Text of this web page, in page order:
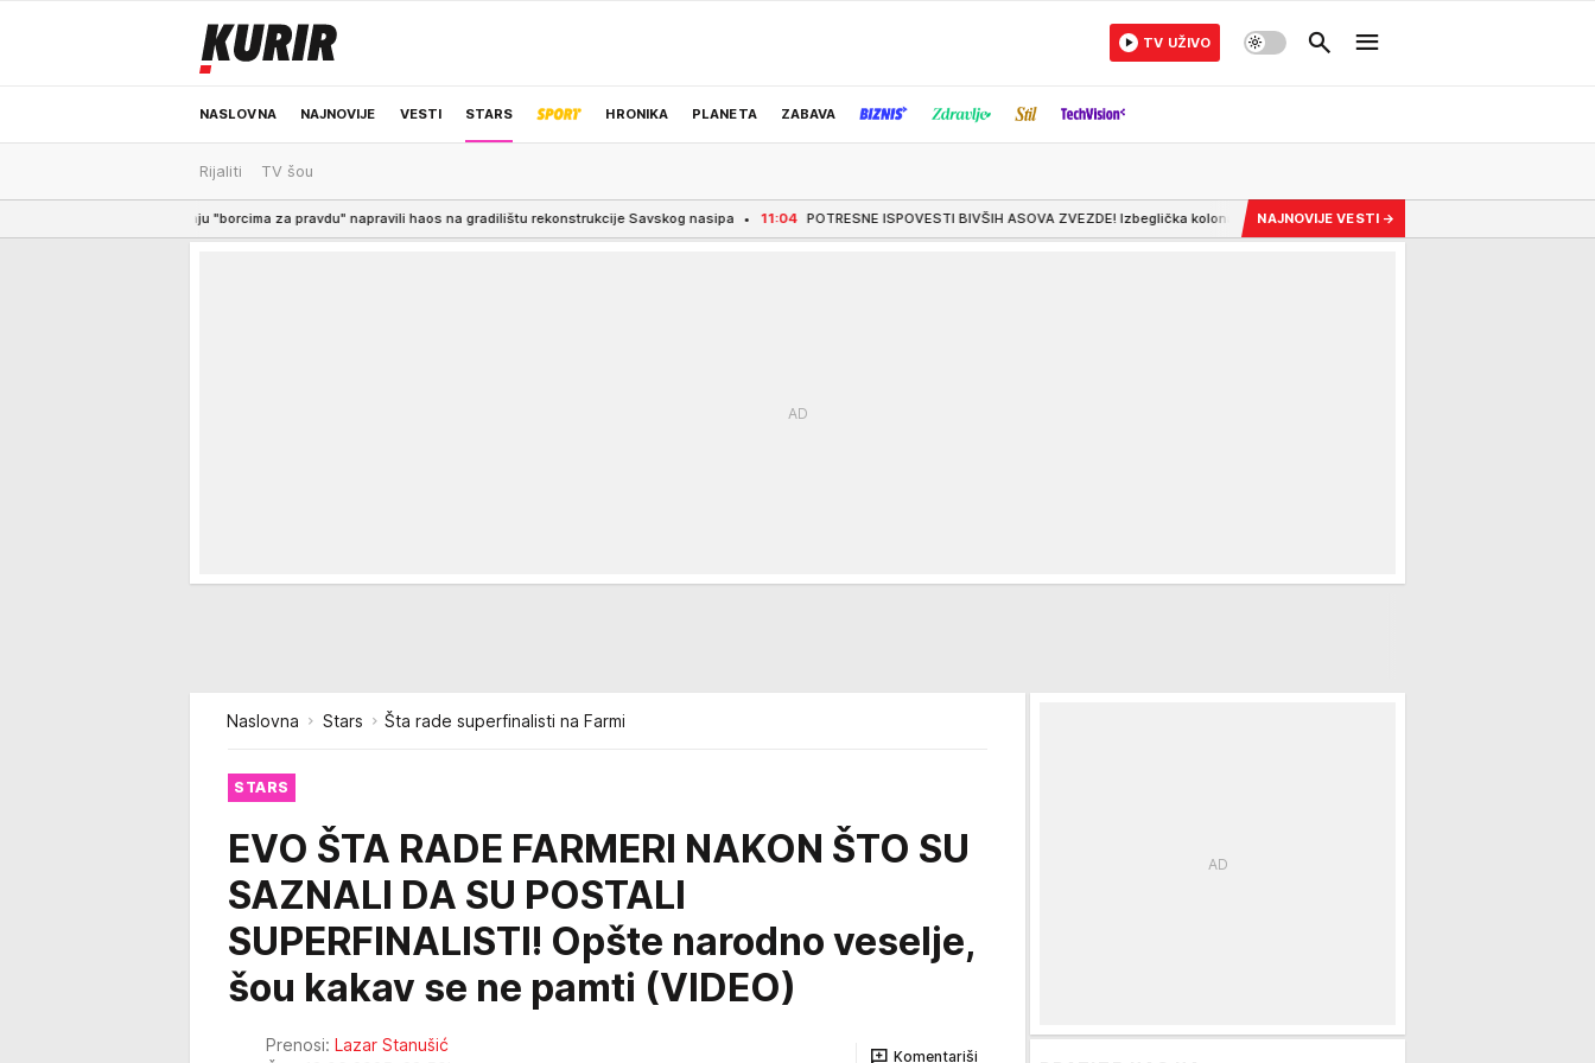
NASLOVNA NAJNOVIJE VESTI STARS HRONIKA PLANETA ZABAVA
ODRŽIVA BUDUĆNOST
TV UŽIVO
Rijaliti TV šou
sebe nazivaju "borcima za pravdu" napravili haos na gradilištu rekonstrukcije Savskog nasipa 11:04 POTRESNE ISPOVESTI BIVŠIH ASOVA ZVEZDE! Izbeglička kolona, progon i napuštanje doma pod granatama... "Kad sam otvorio vrata
NAJNOVIJE VESTI →
Naslovna Stars Šta rade superfinalisti na Farmi
STARS
EVO ŠTA RADE FARMERI NAKON ŠTO SU
SAZNALI DA SU POSTALI
SUPERFINALISTI! Opšte narodno veselje,
šou kakav se ne pamti (VIDEO)
Prenosi: Lazar Stanušić
Komentariši